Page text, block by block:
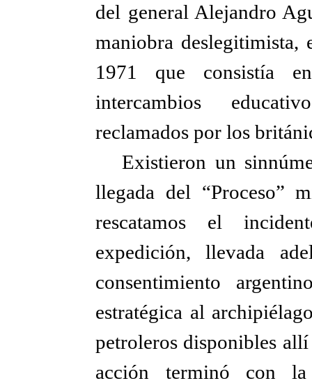
del general Alejandro
maniobra deslegitimista,
1971 que consistía
intercambios
reclamados por los
Existieron un
llegada del “Proceso”
rescatamos el
expedición, llevada
consentimiento
estratégica al
petroleros disponibles
acción terminó con